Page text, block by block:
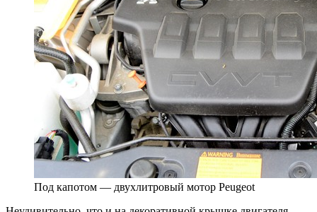
Под капотом — двухлитровый мотор Peugeot